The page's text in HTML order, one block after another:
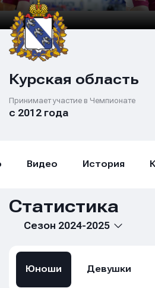
Курская область
Принимает участие в Чемпионате
с 2012 года
Видео История
Статистика
Сезон 2024-2025
Юноши Девушки